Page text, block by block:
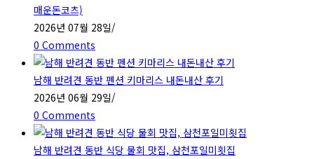
매운돈코츠)
2026년 07월 28일/
0 Comments
남해 반려견 동반 펜션 키마리스 내돈내산 후기
2026년 06월 29일/
0 Comments
남해 반려견 동반 식당 물회 맛집, 삼천포일미횟집